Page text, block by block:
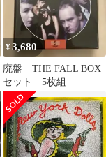
¥3,680
廃盤 THE FALL BOX
セット 5枚組